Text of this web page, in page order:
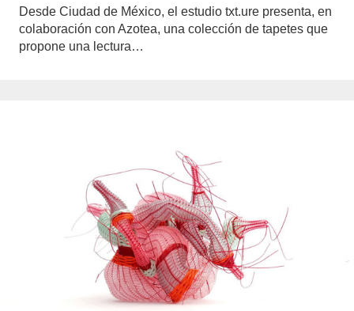
Desde Ciudad de México, el estudio txt.ure presenta, en
colaboración con Azotea, una colección de tapetes que
propone una lectura…